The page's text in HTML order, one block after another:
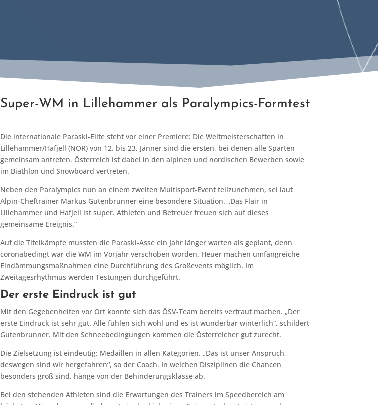
Super-WM in Lillehammer als Paralympics-Formtest
Die internationale Paraski-Elite steht vor einer Premiere: Die Weltmeisterschaften in
Lillehammer/Hafjell (NOR) von 12. bis 23. Jänner sind die ersten, bei denen alle Sparten
gemeinsam antreten. Österreich ist dabei in den alpinen und nordischen Bewerben sowie
im Biathlon und Snowboard vertreten.
Neben den Paralympics nun an einem zweiten Multisport-Event teilzunehmen, sei laut
Alpin-Cheftrainer Markus Gutenbrunner eine besondere Situation. „Das Flair in
Lillehammer und Hafjell ist super. Athleten und Betreuer freuen sich auf dieses
gemeinsame Ereignis.“
Auf die Titelkämpfe mussten die Paraski-Asse ein Jahr länger warten als geplant, denn
coronabedingt war die WM im Vorjahr verschoben worden. Heuer machen umfangreiche
Eindämmungsmaßnahmen eine Durchführung des Großevents möglich. Im
Zweitagesrhythmus werden Testungen durchgeführt.
Der erste Eindruck ist gut
Mit den Gegebenheiten vor Ort konnte sich das ÖSV-Team bereits vertraut machen. „Der
erste Eindruck ist sehr gut. Alle fühlen sich wohl und es ist wunderbar winterlich“, schildert
Gutenbrunner. Mit den Schneebedingungen kommen die Österreicher gut zurecht.
Die Zielsetzung ist eindeutig: Medaillen in allen Kategorien. „Das ist unser Anspruch,
deswegen sind wir hergefahren“, so der Coach. In welchen Disziplinen die Chancen
besonders groß sind, hänge von der Behinderungsklasse ab.
Bei den stehenden Athleten sind die Erwartungen des Trainers im Speedbereich am